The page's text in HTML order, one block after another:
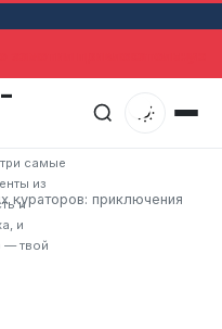
привлекательную
самые
из
и
и
— твой
кураторов: приключения